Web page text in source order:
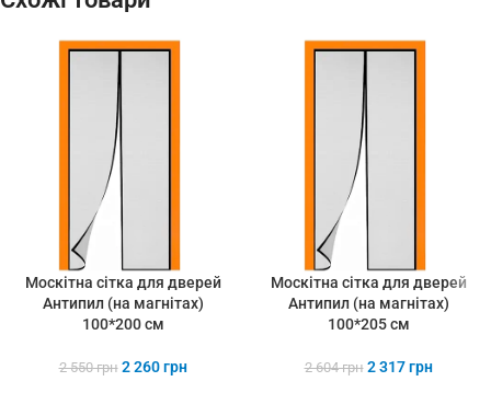
Москітна сітка для дверей
Антипил (на магнітах)
100*200 см
2 550грн 2 260грн
Москітна сітка для дверей
Антипил (на магнітах)
100*205 см
2 604грн 2 317грн